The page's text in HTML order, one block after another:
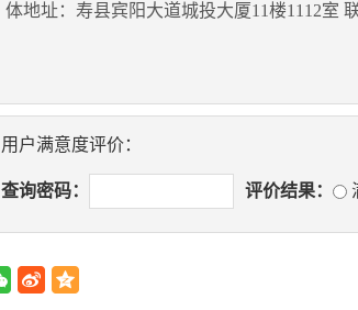
体地址：寿县宾阳大道城投大厦11楼1112室
用户满意度评价：
查询密码： 评价结果：